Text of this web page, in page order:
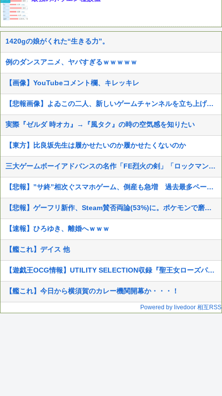
1420gの娘がくれた“生きる力”。
例のダンスアニメ、ヤバすぎるｗｗｗｗｗ
【画像】YouTubeコメント欄、キレッキレ
【悲報画像】よゐこの二人、新しいゲームチャンネルを立ち上げるwwww
実際『ゼルダ 時オカ』→『風タク』の時の空気感を知りたい
【東方】比良坂先生は履かせたいのか履かせたくないのか
三大ゲームボーイアドバンスの名作「FE烈火の剣」「ロックマンエグゼ3」
【悲報】”サ終”相次ぐスマホゲーム、倒産も急増 過去最多ペースで推移
【悲報】ゲーフリ新作、Steam賛否両論(53%)に。ポケモンで磨いた技術力…
【速報】ひろゆき、離婚へｗｗｗ
【艦これ】デイス 他
【遊戯王OCG情報】UTILITY SELECTION収録『聖王女ローズパメラ』、『月女神の至天』等の実物動画
【艦これ】今日から横須賀のカレー機関開幕か・・・！
Powered by livedoor 相互RSS